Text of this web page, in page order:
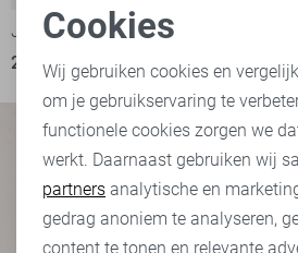
Jacqueline de Yong Blouse
26,30
39,99
39,99
Noodzakelijke cookies
Personalisatie cookies
Analytische cookies
Marketing cookies
Cookies
Wij gebruiken cookies en
om je gebruikservaring te
functionele cookies zorgen we
werkt. Daarnaast gebruiken wij
partners analytische en
gedrag anoniem te analyseren,
content te tonen en relevante